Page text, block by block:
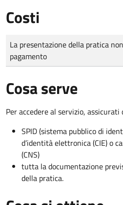
Costi
Tipo di pagamento
Importo
La presentazione della pratica
pagamento
Cosa serve
Per accedere al servizio, assicurati
SPID (sistema pubblico di
d’identità elettronica (CIE) o
(CNS)
tutta la documentazione
della pratica.